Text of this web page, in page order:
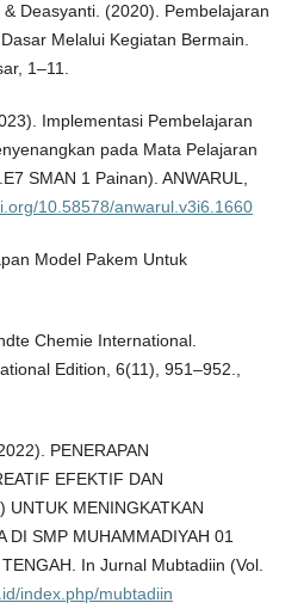
Deasyanti. (2020). Pembelajaran
Melalui Kegiatan Bermain.
1–11.
Implementasi Pembelajaran
pada Mata Pelajaran
SMAN 1 Painan). ANWARUL,
10.58578/anwarul.v3i6.1660
Model Pakem Untuk
Chemie International.
Edition, 6(11), 951–952.,
PENERAPAN
EFEKTIF DAN
UNTUK MENINGKATKAN
DI SMP MUHAMMADIYAH 01
In Jurnal Mubtadiin (Vol.
index.php/mubtadiin